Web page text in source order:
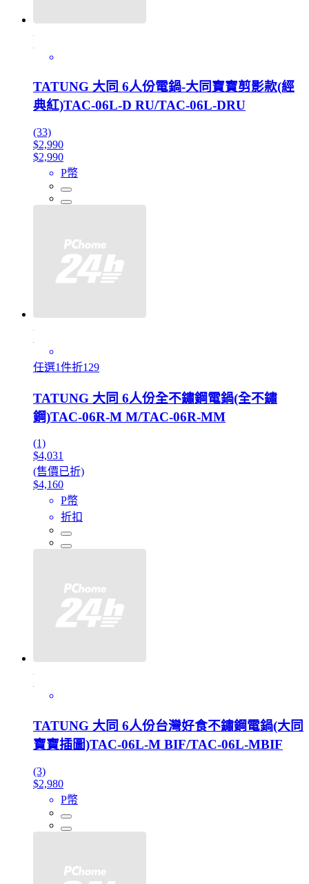
TATUNG 大同 6人份電鍋-大同寶寶剪影款(經
典紅)TAC-06L-D RU/TAC-06L-DRU
(33)
$2,990
$2,990
P幣
任選1件折129
TATUNG 大同 6人份全不鏽鋼電鍋(全不鏽
鋼)TAC-06R-M M/TAC-06R-MM
(1)
$4,031
(售價已折)
$4,160
P幣
折扣
TATUNG 大同 6人份台灣好食不鏽鋼電鍋(大同
寶寶插圖)TAC-06L-M BIF/TAC-06L-MBIF
(3)
$2,980
P幣